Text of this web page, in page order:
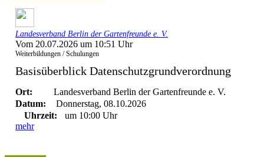
Landesverband Berlin der Gartenfreunde e. V.
Vom 20.07.2026 um 10:51 Uhr
Weiterbildungen / Schulungen
Basisüberblick Datenschutzgrundverordnung
Ort:
Landesverband Berlin der Gartenfreunde e. V.
Datum:
Donnerstag, 08.10.2026
Uhrzeit:
um 10:00 Uhr
mehr